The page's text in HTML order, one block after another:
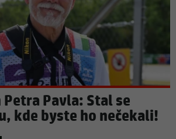
Petra Pavla: Stal se
kde byste ho nečekali!